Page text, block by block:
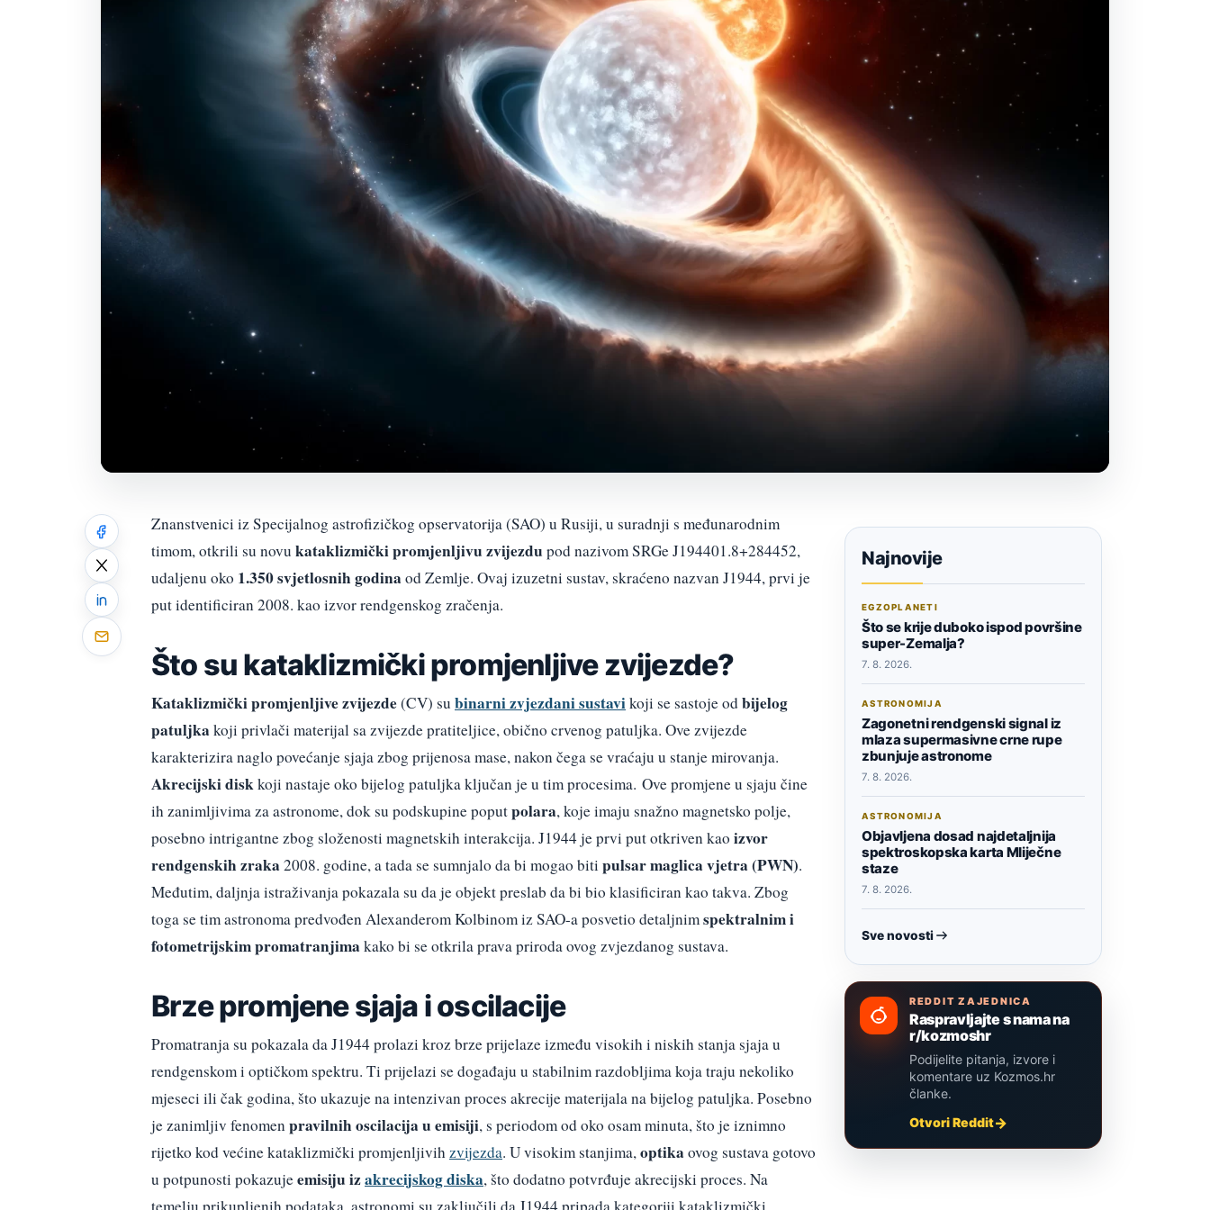
Znanstvenici iz Specijalnog astrofizičkog opservatorija (SAO) u Rusiji, u suradnji s međunarodnim
timom, otkrili su novu kataklizmički promjenljivu zvijezdupod nazivom SRGe J194401.8+284452,
udaljenu oko 1.350 svjetlosnih godina od Zemlje. Ovaj izuzetni sustav, skraćeno nazvan J1944, prvi je
put identificiran 2008. kao izvor rendgenskog zračenja.
Što su kataklizmički promjenljive zvijezde?
Kataklizmički promjenljive zvijezde(CV) su binarni zvjezdani sustavikoji se sastoje odbijelog
patuljka koji privlači materijal sa zvijezde pratiteljice, obično crvenog patuljka. Ove zvijezde
karakterizira naglo povećanje sjaja zbog prijenosa mase, nakon čega se vraćaju u stanje mirovanja.
Akrecijski diskkoji nastaje oko bijelog patuljka ključan je u tim procesima. Ove promjene u sjaju čine
ih zanimljivima za astronome, dok su podskupine poputpolara, koje imaju snažno magnetsko polje,
posebno intrigantne zbog složenosti magnetskih interakcija. J1944 je prvi put otkriven kao izvor
rendgenskih zraka 2008. godine, a tada se sumnjalo da bi mogao biti pulsar maglica vjetra (PWN).
Međutim, daljnja istraživanja pokazala su da je objekt preslab da bi bio klasificiran kao takva. Zbog
toga se tim astronoma predvođen Alexanderom Kolbinom iz SAO-a posvetio detaljnimspektralnim i
fotometrijskim promatranjima kako bi se otkrila prava priroda ovog zvjezdanog sustava.
Brze promjene sjaja i oscilacije
Promatranja su pokazala da J1944 prolazi kroz brze prijelaze između visokih i niskih stanja sjaja u
rendgenskom i optičkom spektru. Ti prijelazi se događaju u stabilnim razdobljima koja traju nekoliko
mjeseci ili čak godina, što ukazuje na intenzivan proces akrecije materijala na bijelog patuljka. Posebno
je zanimljiv fenomen pravilnih oscilacija u emisiji, s periodom od oko osam minuta, što je iznimno
rijetko kod većine kataklizmički promjenljivih zvijezda. U visokim stanjima, optika ovog sustava gotovo
u potpunosti pokazujeemisiju izakrecijskog diska, što dodatno potvrđuje akrecijski proces. Na
temelju prikupljenih podataka, astronomi su zaključili da J1944 pripada kategoriji kataklizmički
Najnovije
EGZOPLANETI
Što se krije duboko ispod površine
super-Zemalja?
7. 8. 2026.
ASTRONOMIJA
Zagonetni rendgenski signal iz
mlaza supermasivne crne rupe
zbunjuje astronome
7. 8. 2026.
ASTRONOMIJA
Objavljena dosad najdetaljnija
spektroskopska karta Mliječne
staze
7. 8. 2026.
Sve novosti
REDDIT ZAJEDNICA
Raspravljajte s nama na
r/kozmoshr
Podijelite pitanja, izvore i
komentare uz Kozmos.hr
članke.
Otvori Reddit